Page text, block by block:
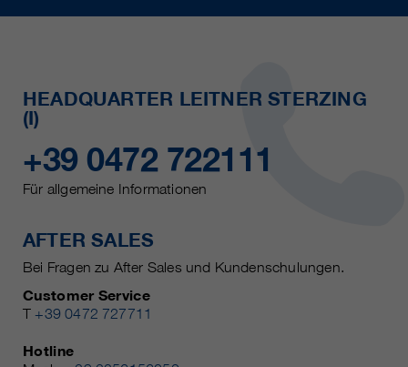
HEADQUARTER LEITNER STERZING
(I)
+39 0472 722111
Für allgemeine Informationen
AFTER SALES
Bei Fragen zu After Sales und Kundenschulungen.
Customer Service
T +39 0472 727711
Hotline